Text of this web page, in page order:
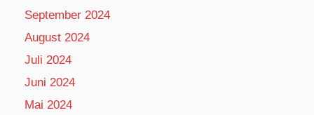
September 2024
August 2024
Juli 2024
Juni 2024
Mai 2024